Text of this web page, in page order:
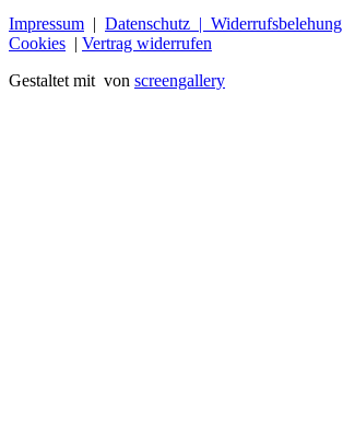
Impressum | Datenschutz | Widerrufsbelehung
Cookies | Vertrag widerrufen
Gestaltet mit von screengallery